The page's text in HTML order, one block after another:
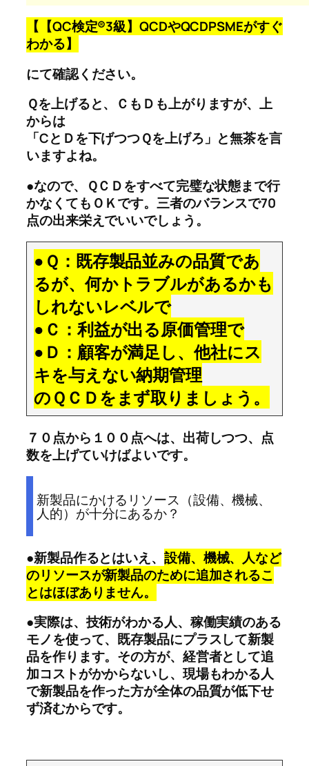
【【QC検定®3級】QCDやQCDPSMEがすぐ
わかる】
にて確認ください。
Ｑを上げると、ＣもＤも上がりますが、上
からは
「CとＤを下げつつＱを上げろ」と無茶を言
いますよね。
●なので、ＱＣＤをすべて完璧な状態まで行
かなくてもＯＫです。三者のバランスで70
点の出来栄えでいいでしょう。
●Ｑ：既存製品並みの品質であ
るが、何かトラブルがあるかも
しれないレベルで
●Ｃ：利益が出る原価管理で
●Ｄ：顧客が満足し、他社にス
キを与えない納期管理
のＱＣＤをまず取りましょう。
７０点から１００点へは、出荷しつつ、点
数を上げていけばよいです。
新製品にかけるリソース（設備、機械、
人的）が十分にあるか？
●新製品作るとはいえ、 設備、機械、人など
のリソースが新製品のために追加されるこ
とはほぼありません。
●実際は、技術がわかる人、稼働実績のある
モノを使って、既存製品にプラスして新製
品を作ります。その方が、経営者として追
加コストがかからないし、現場もわかる人
で新製品を作った方が全体の品質が低下せ
ず済むからです。